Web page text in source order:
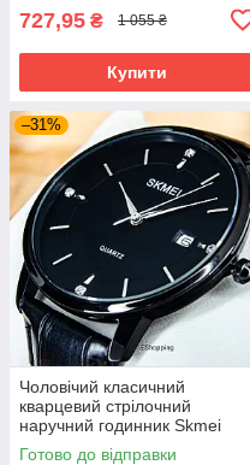
727,95 ₴ 1 055 ₴
Купити
–31%
Чоловічий класичний
кварцевий стрілочний
наручний годинник Skmei
1801 BBL. Унісекс
Готово до відправки